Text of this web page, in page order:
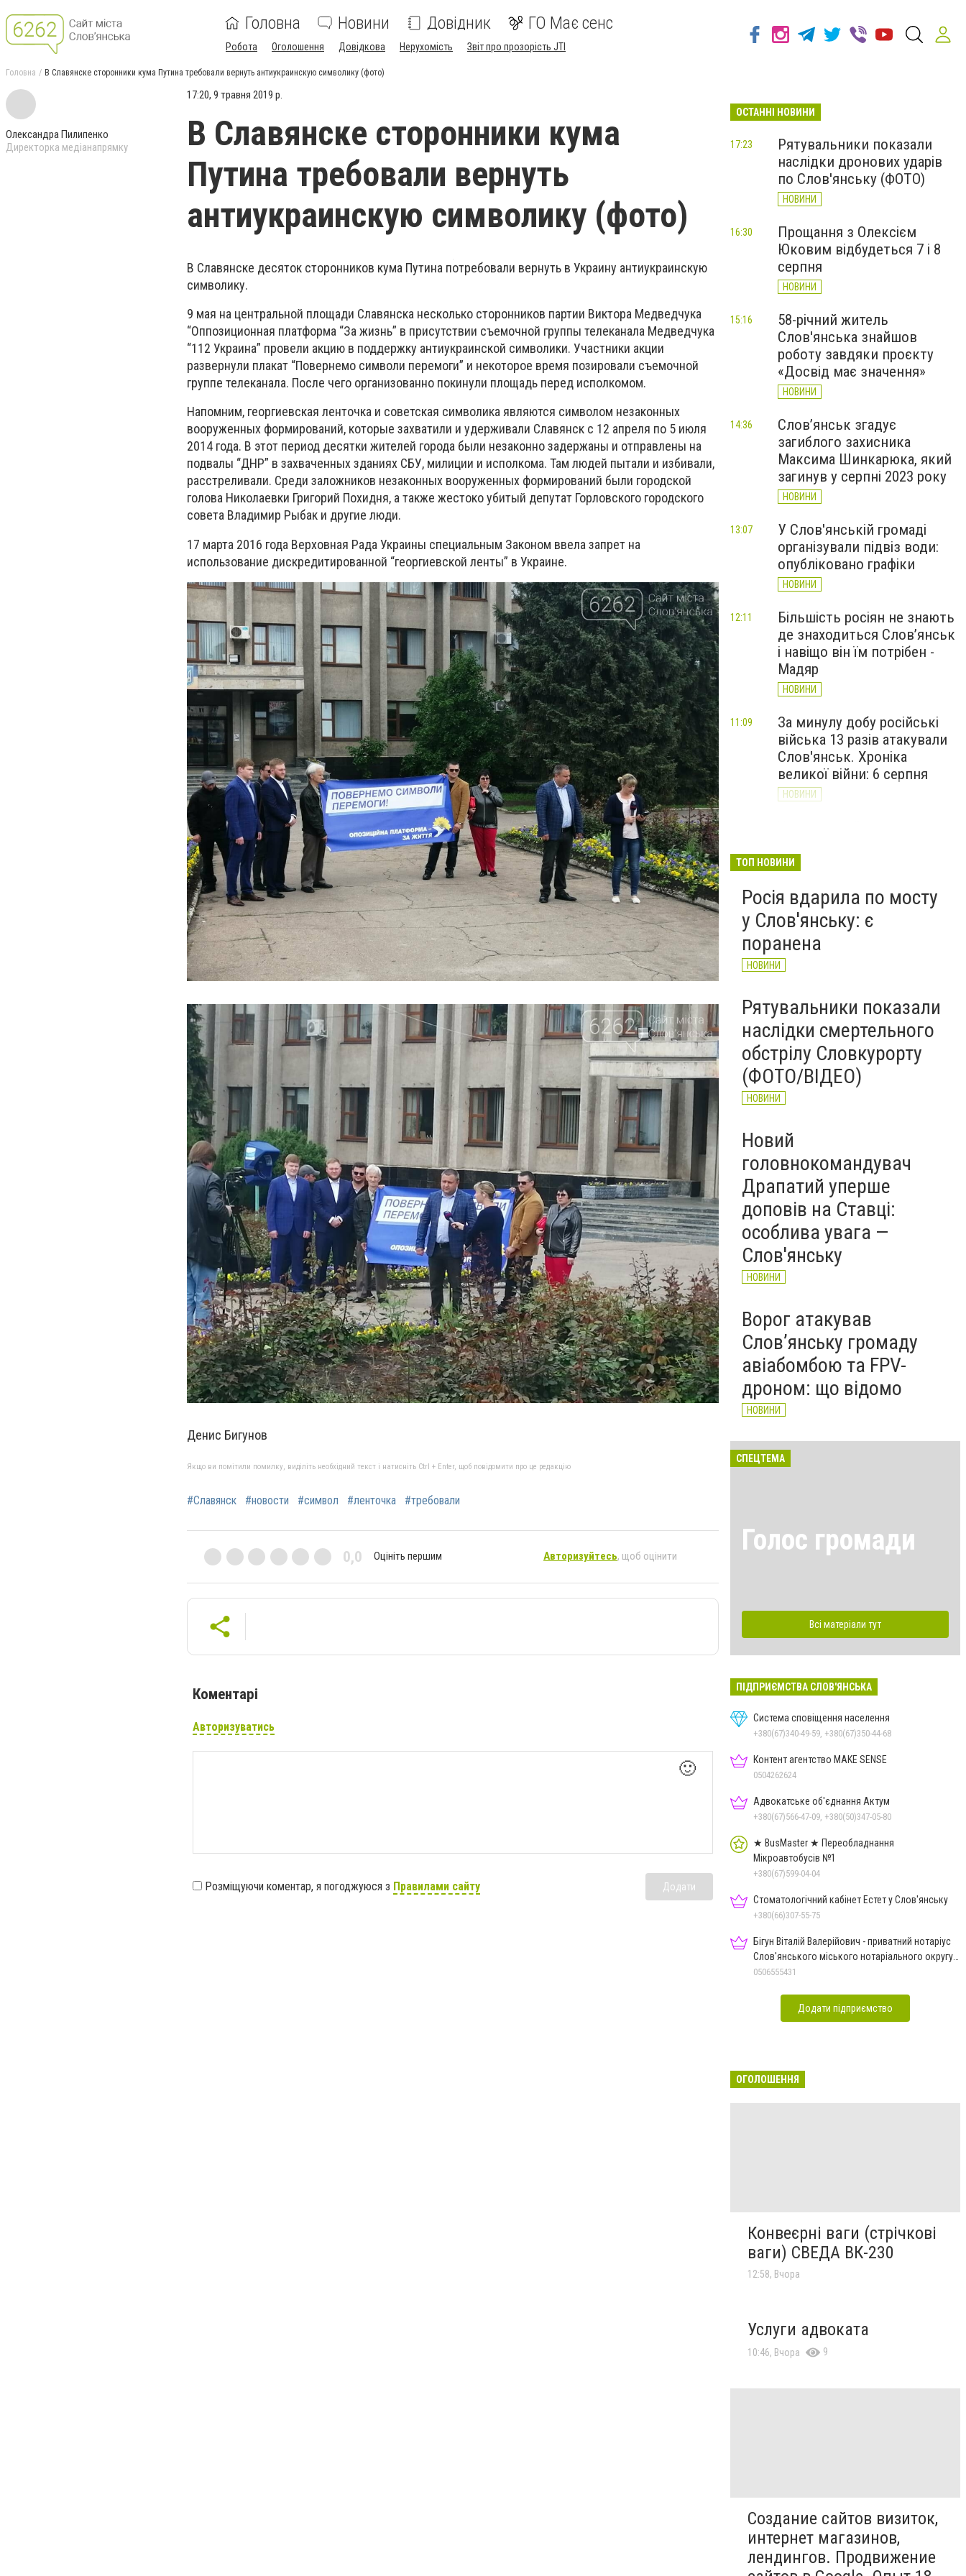
Головна Новини Довідник ГО Має сенс
Робота Оголошення Довідкова Нерухомість Звіт про прозорість JTI
Головна В Славянске сторонники кума Путина требовали вернуть антиукраинскую символику (фото)
Олександра Пилипенко
Директорка медіанапрямку
17:20, 9 травня 2019 р.
В Славянске сторонники кума
Путина требовали вернуть
антиукраинскую символику (фото)
В Славянске десяток сторонников кума Путина потребовали вернуть в Украину антиукраинскую
символику.
9 мая на центральной площади Славянска несколько сторонников партии Виктора Медведчука
“Оппозиционная платформа “За жизнь” в присутствии съемочной группы телеканала Медведчука
“112 Украина” провели акцию в поддержку антиукраинской символики. Участники акции
развернули плакат “Повернемо символи перемоги” и некоторое время позировали съемочной
группе телеканала. После чего организованно покинули площадь перед исполкомом.
Напомним, георгиевская ленточка и советская символика являются символом незаконных
вооруженных формирований, которые захватили и удерживали Славянск с 12 апреля по 5 июля
2014 года. В этот период десятки жителей города были незаконно задержаны и отправлены на
подвалы “ДНР” в захваченных зданиях СБУ, милиции и исполкома. Там людей пытали и избивали,
расстреливали. Среди заложников незаконных вооруженных формирований были городской
голова Николаевки Григорий Похидня, а также жестоко убитый депутат Горловского городского
совета Владимир Рыбак и другие люди.
17 марта 2016 года Верховная Рада Украины специальным Законом ввела запрет на
использование дискредитированной “георгиевской ленты” в Украине.
Денис Бигунов
Якщо ви помітили помилку, виділіть необхідний текст і натисніть Ctrl + Enter, щоб повідомити про це редакцію
#Славянск #новости #символ #ленточка #требовали
0,0 Оцініть першим Авторизуйтесь, щоб оцінити
Коментарі
Авторизуватись
🙂
Розміщуючи коментар, я погоджуюся з Правилами сайту Додати
ОСТАННІ НОВИНИ
Рятувальники показали
наслідки дронових ударів
по Слов'янську (ФОТО)
НОВИНИ
17:23
Прощання з Олексієм
Юковим відбудеться 7 і 8
серпня
НОВИНИ
16:30
58-річний житель
Слов'янська знайшов
роботу завдяки проєкту
«Досвід має значення»
НОВИНИ
15:16
Слов’янськ згадує
загиблого захисника
Максима Шинкарюка, який
загинув у серпні 2023 року
НОВИНИ
14:36
У Слов'янській громаді
організували підвіз води:
опубліковано графіки
НОВИНИ
13:07
Більшість росіян не знають
де знаходиться Слов’янськ
і навіщо він їм потрібен -
Мадяр
НОВИНИ
12:11
За минулу добу російські
війська 13 разів атакували
Слов'янськ. Хроніка
великої війни: 6 серпня
НОВИНИ
11:09
Донецькоблгаз припиняє
районів
НОВИНИ
ТОП НОВИНИ
Росія вдарила по мосту
у Слов'янську: є
поранена
НОВИНИ
Рятувальники показали
наслідки смертельного
обстрілу Словкурорту
(ФОТО/ВІДЕО)
НОВИНИ
Новий
головнокомандувач
Драпатий уперше
доповів на Ставці:
особлива увага —
Слов'янську
НОВИНИ
Ворог атакував
Слов’янську громаду
авіабомбою та FPV-
дроном: що відомо
НОВИНИ
СПЕЦТЕМА
Голос громади
Всі матеріали тут
ПІДПРИЄМСТВА СЛОВ'ЯНСЬКА
Система сповіщення населення
+380(67)340-49-59, +380(67)350-44-68
Контент агентство MAKE SENSE
0504262624
Адвокатське об'єднання Актум
+380(67)566-47-09, +380(50)347-05-80
★ BusMaster ★ Переобладнання
Мікроавтобусів №1
+380(67)599-04-04
Стоматологічний кабінет Естет у Слов'янську
+380(66)307-55-75
Бігун Віталій Валерійович - приватний нотаріус
Слов'янського міського нотаріального округу
Дон.обл.
0506555431
Додати підприємство
ОГОЛОШЕННЯ
Конвеєрні ваги (стрічкові
ваги) СВЕДА ВК-230
12:58, Вчора
Услуги адвоката
10:46, Вчора 9
Создание сайтов визиток,
интернет магазинов,
лендингов. Продвижение